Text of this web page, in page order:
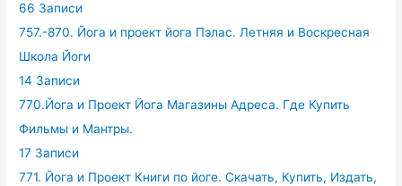
66 Записи
757.-870. Йога и проект йога Пэлас. Летняя и Воскресная
Школа Йоги
14 Записи
770.Йога и Проект Йога Магазины Адреса. Где Купить
Фильмы и Мантры.
17 Записи
771. Йога и Проект Книги по йоге. Скачать, Купить, Издать,